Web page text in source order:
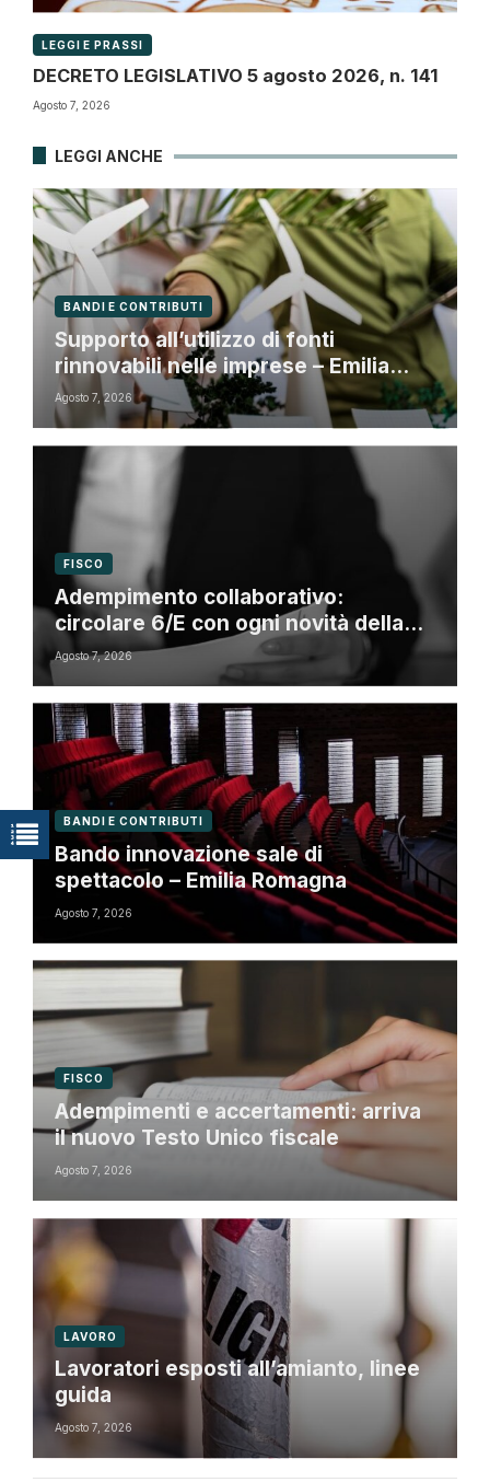
LEGGI E PRASSI
DECRETO LEGISLATIVO 5 agosto 2026, n. 141
Agosto 7, 2026
LEGGI ANCHE
BANDI E CONTRIBUTI
Supporto all’utilizzo di fonti
rinnovabili nelle imprese – Emilia
Romagna
Agosto 7, 2026
FISCO
Adempimento collaborativo:
circolare 6/E con ogni novità della
riforma fiscale
Agosto 7, 2026
BANDI E CONTRIBUTI
Bando innovazione sale di
spettacolo – Emilia Romagna
Agosto 7, 2026
FISCO
Adempimenti e accertamenti: arriva
il nuovo Testo Unico fiscale
Agosto 7, 2026
LAVORO
Lavoratori esposti all’amianto, linee
guida
Agosto 7, 2026